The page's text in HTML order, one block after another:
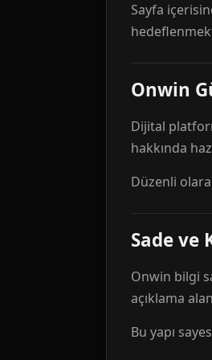
Sayfa
Onwin
Dijital
hakkında
Düzenli
Sade ve
Onwin bilgi
açıklama
Bu yapı